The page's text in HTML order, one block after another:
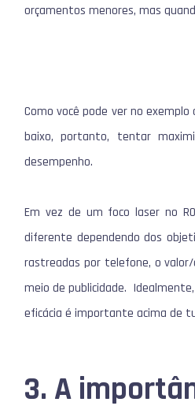
orçamentos menores, mas
Como você pode ver no
baixo, portanto, tentar
desempenho.
Em vez de um foco laser no
diferente dependendo dos
rastreadas por telefone, o
meio de publicidade.
eficácia é importante acima de
3. A